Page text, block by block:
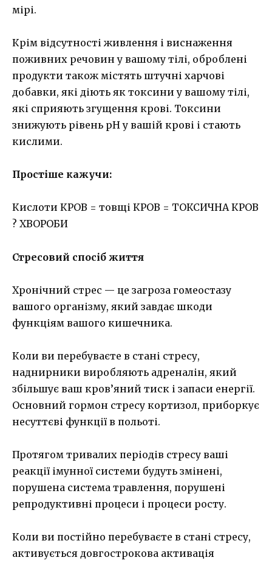
мірі.
Крім відсутності живлення і виснаження
поживних речовин у вашому тілі, оброблені
продукти також містять штучні харчові
добавки, які діють як токсини у вашому тілі,
які сприяють згущення крові. Токсини
знижують рівень pH у вашій крові і стають
кислими.
Простіше кажучи:
Кислоти КРОВ = товщі КРОВ = ТОКСИЧНА КРОВ
? ХВОРОБИ
Стресовий спосіб життя
Хронічний стрес — це загроза гомеостазу
вашого організму, який завдає шкоди
функціям вашого кишечника.
Коли ви перебуваєте в стані стресу,
наднирники виробляють адреналін, який
збільшує ваш кров’яний тиск і запаси енергії.
Основний гормон стресу кортизол, приборкує
несуттєві функції в польоті.
Протягом тривалих періодів стресу ваші
реакції імунної системи будуть змінені,
порушена система травлення, порушені
репродуктивні процеси і процеси росту.
Коли ви постійно перебуваєте в стані стресу,
активується довгострокова активація